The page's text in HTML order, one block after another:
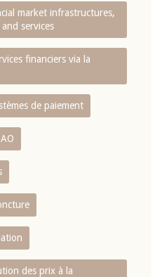
market infrastructures,
services
financiers via la
de paiement
des prix à la